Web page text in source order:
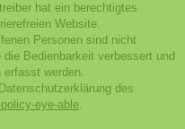
hat ein berechtigtes
Website.
Personen sind nicht
Bedienbarkeit verbessert und
erfasst werden.
des
eye-able.